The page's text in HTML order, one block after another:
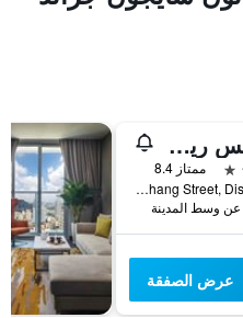
رينيسانس ريفرسايد هوتل سايجون
ممتاز 8.4
8-15 Ton Duc Thang Street, District 1, هوتشي مين سيتي, فيتنام
عرض الصفقة